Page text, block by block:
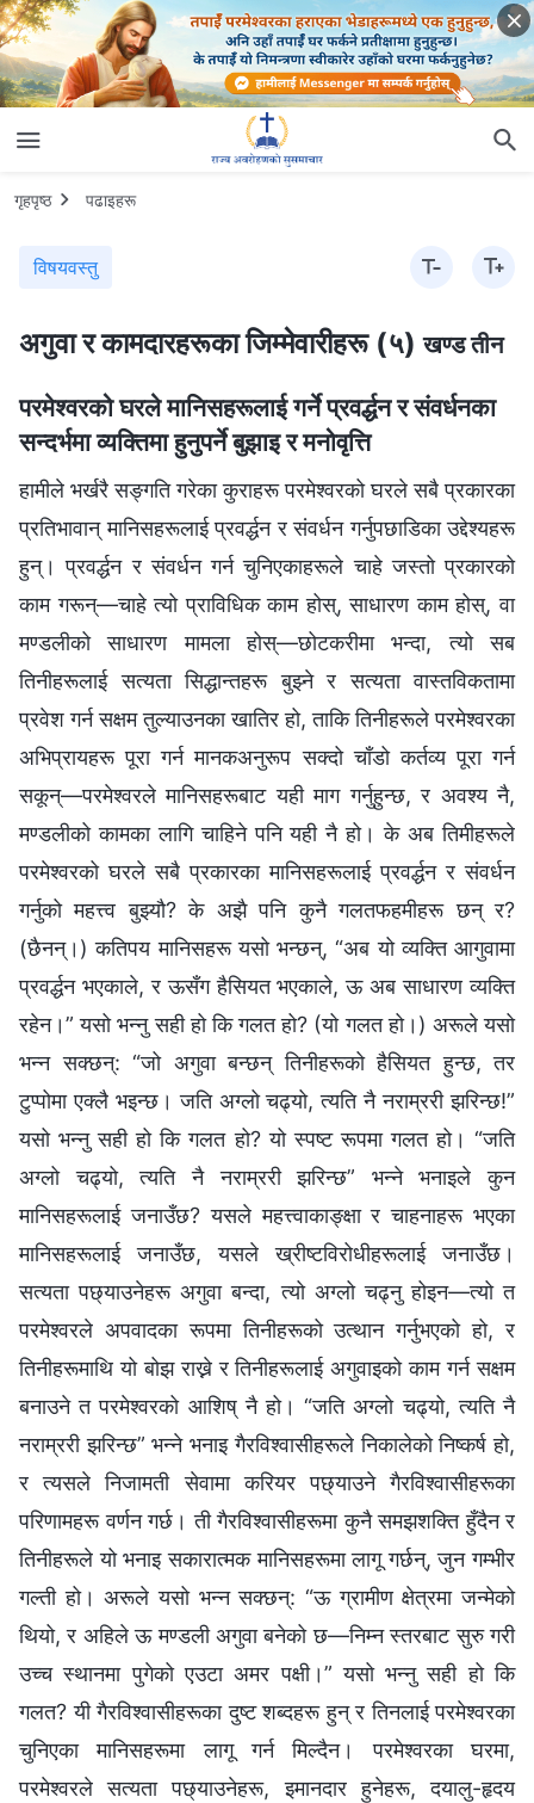
गृहपृष्ठ पढाइहरू
विषयवस्तु
अगुवा र कामदारहरूका जिम्‍मेवारीहरू (५)खण्ड तीन
परमेश्‍वरको घरले मानिसहरूलाई गर्ने प्रवर्द्धन र संवर्धनका
सन्दर्भमा व्यक्तिमा हुनुपर्ने बुझाइ र मनोवृत्ति
हामीले भर्खरै सङ्गति गरेका कुराहरू परमेश्‍वरको घरले सबै प्रकारका
प्रतिभावान् मानिसहरूलाई प्रवर्द्धन र संवर्धन गर्नुपछाडिका उद्देश्यहरू
हुन्। प्रवर्द्धन र संवर्धन गर्न चुनिएकाहरूले चाहे जस्तो प्रकारको
काम गरून्—चाहे त्यो प्राविधिक काम होस्, साधारण काम होस्, वा
मण्डलीको साधारण मामला होस्—छोटकरीमा भन्दा, त्यो सब
तिनीहरूलाई सत्यता सिद्धान्तहरू बुझ्ने र सत्यता वास्तविकतामा
प्रवेश गर्न सक्षम तुल्याउनका खातिर हो, ताकि तिनीहरूले परमेश्‍वरका
अभिप्रायहरू पूरा गर्न मानकअनुरूप सक्दो चाँडो कर्तव्य पूरा गर्न
सकून्—परमेश्‍वरले मानिसहरूबाट यही माग गर्नुहुन्छ, र अवश्य नै,
मण्डलीको कामका लागि चाहिने पनि यही नै हो। के अब तिमीहरूले
परमेश्‍वरको घरले सबै प्रकारका मानिसहरूलाई प्रवर्द्धन र संवर्धन
गर्नुको महत्त्व बुझ्यौ? के अझै पनि कुनै गलतफहमीहरू छन् र?
(छैनन्।) कतिपय मानिसहरू यसो भन्छन्, “अब यो व्यक्ति आगुवामा
प्रवर्द्धन भएकाले, र ऊसँग हैसियत भएकाले, ऊ अब साधारण व्यक्ति
रहेन।” यसो भन्नु सही हो कि गलत हो? (यो गलत हो।) अरूले यसो
भन्न सक्छन्: “जो अगुवा बन्छन् तिनीहरूको हैसियत हुन्छ, तर
टुप्पोमा एक्लै भइन्छ। जति अग्लो चढ्यो, त्यति नै नराम्ररी झरिन्छ!”
यसो भन्नु सही हो कि गलत हो? यो स्पष्ट रूपमा गलत हो। “जति
अग्लो चढ्यो, त्यति नै नराम्ररी झरिन्छ” भन्ने भनाइले कुन
मानिसहरूलाई जनाउँछ? यसले महत्त्वाकाङ्क्षा र चाहनाहरू भएका
मानिसहरूलाई जनाउँछ, यसले ख्रीष्टविरोधीहरूलाई जनाउँछ।
सत्यता पछ्याउनेहरू अगुवा बन्दा, त्यो अग्लो चढ्नु होइन—त्यो त
परमेश्‍वरले अपवादका रूपमा तिनीहरूको उत्थान गर्नुभएको हो, र
तिनीहरूमाथि यो बोझ राख्ने र तिनीहरूलाई अगुवाइको काम गर्न सक्षम
बनाउने त परमेश्‍वरको आशिष् नै हो। “जति अग्लो चढ्यो, त्यति नै
नराम्ररी झरिन्छ” भन्ने भनाइ गैरविश्‍वासीहरूले निकालेको निष्कर्ष हो,
र त्यसले निजामती सेवामा करियर पछ्याउने गैरविश्‍वासीहरूका
परिणामहरू वर्णन गर्छ। ती गैरविश्‍वासीहरूमा कुनै समझशक्ति हुँदैन र
तिनीहरूले यो भनाइ सकारात्मक मानिसहरूमा लागू गर्छन्, जुन गम्भीर
गल्ती हो। अरूले यसो भन्न सक्छन्: “ऊ ग्रामीण क्षेत्रमा जन्मेको
थियो, र अहिले ऊ मण्डली अगुवा बनेको छ—निम्न स्तरबाट सुरु गरी
उच्च स्थानमा पुगेको एउटा अमर पक्षी।” यसो भन्नु सही हो कि
गलत? यी गैरविश्‍वासीहरूका दुष्ट शब्दहरू हुन् र तिनलाई परमेश्‍वरका
चुनिएका मानिसहरूमा लागू गर्न मिल्दैन। परमेश्‍वरका घरमा,
परमेश्‍वरले सत्यता पछ्याउनेहरू, इमानदार हुनेहरू, दयालु-हृदय